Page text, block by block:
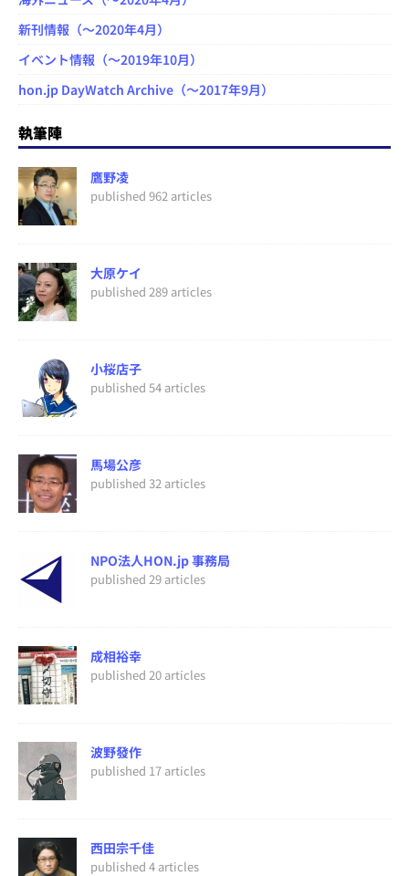
新刊情報（～2020年4月）
イベント情報（～2019年10月）
hon.jp DayWatch Archive（～2017年9月）
執筆陣
鷹野凌
published 962 articles
大原ケイ
published 289 articles
小桜店子
published 54 articles
馬場公彦
published 32 articles
NPO法人HON.jp 事務局
published 29 articles
成相裕幸
published 20 articles
波野發作
published 17 articles
西田宗千佳
published 4 articles